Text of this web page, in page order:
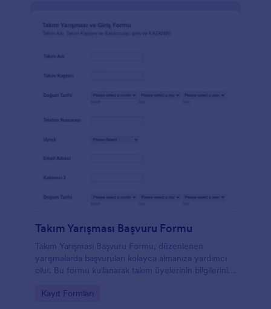
Takım Yarışması Başvuru Formu
Takım Yarışması Başvuru Formu, düzenlenen
yarışmalarda başvuruları kolayca almanıza yardımcı
olur. Bu formu kullanarak takım üyelerinin bilgilerini
gerektirmeden kolayca özelleştirebileceğiniz bu
Go to Category:
Kayıt Formları